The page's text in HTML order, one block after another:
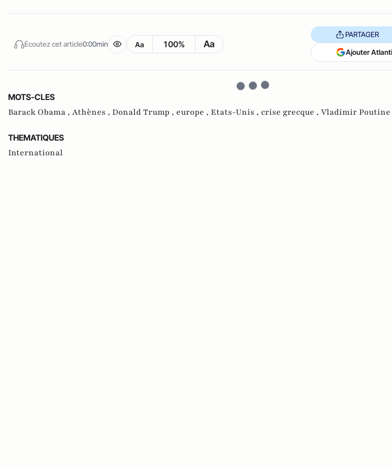
Écoutez cet article0:00min Aa 100% Aa
PARTAGER
Ajouter
MOTS-CLES
Barack Obama , Athènes , Donald Trump , europe , Etats-Unis , crise grecque , Vladimir Poutine
THEMATIQUES
International